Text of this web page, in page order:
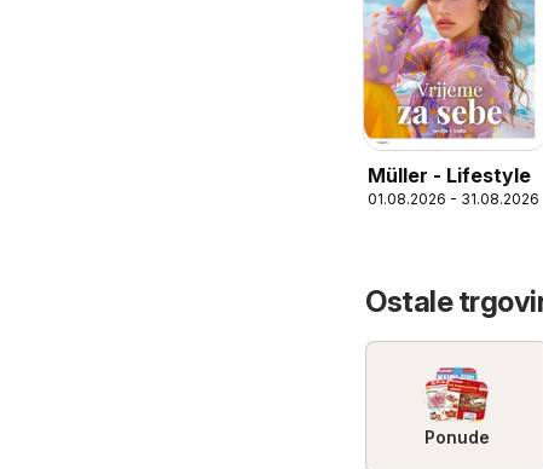
Müller - Lifestyle
01.08.2026 - 31.08.2026
Ostale
Ponude